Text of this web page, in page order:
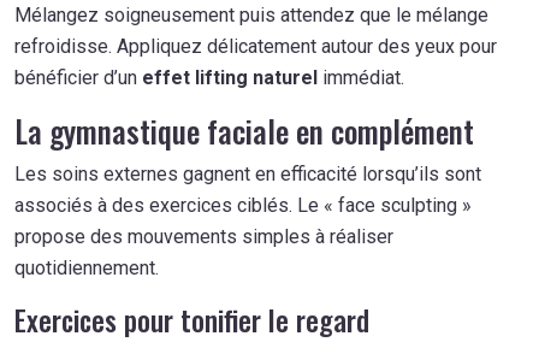
Mélangez soigneusement puis attendez que le mélange
refroidisse. Appliquez délicatement autour des yeux pour
bénéficier d’un effet lifting naturel immédiat.
La gymnastique faciale en complément
Les soins externes gagnent en efficacité lorsqu’ils sont
associés à des exercices ciblés. Le « face sculpting »
propose des mouvements simples à réaliser
quotidiennement.
Exercices pour tonifier le regard